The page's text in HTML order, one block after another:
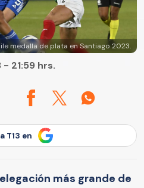
medalla de plata en Santiago 2023.
21:59 hrs.
T13 en
más grande de